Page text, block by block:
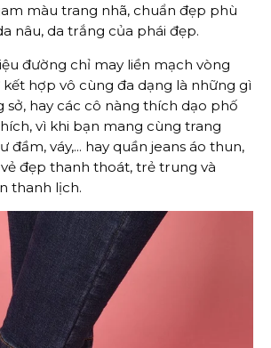
màu trang nhã, chuẩn đẹp phù
nâu, da trắng của phái đẹp.
đường chỉ may liền mạch vòng
kết hợp vô cùng đa dạng là những gì
sở, hay các cô nàng thích dạo phố
vì khi bạn mang cùng trang
đầm, váy,... hay quần jeans áo thun,
đẹp thanh thoát, trẻ trung và
thanh lịch.